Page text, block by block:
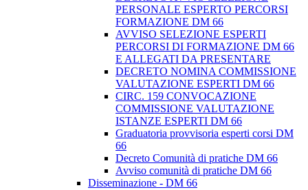
PERSONALE ESPERTO PERCORSI
FORMAZIONE DM 66
AVVISO SELEZIONE ESPERTI
PERCORSI DI FORMAZIONE DM 66
E ALLEGATI DA PRESENTARE
DECRETO NOMINA COMMISSIONE
VALUTAZIONE ESPERTI DM 66
CIRC. 159 CONVOCAZIONE
COMMISSIONE VALUTAZIONE
ISTANZE ESPERTI DM 66
Graduatoria provvisoria esperti corsi DM
66
Decreto Comunità di pratiche DM 66
Avviso comunità di pratiche DM 66
Disseminazione - DM 66